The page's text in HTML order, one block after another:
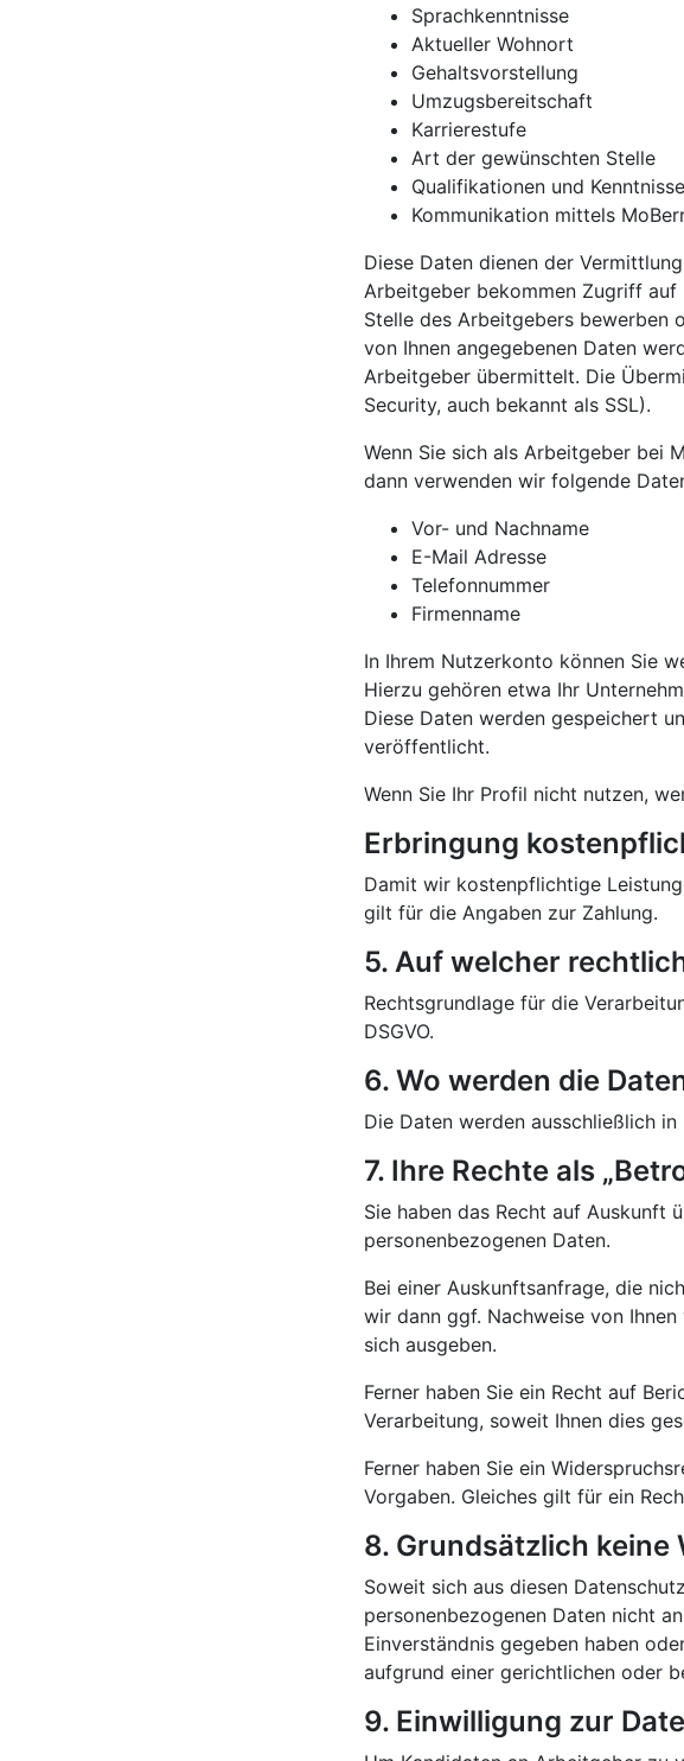
Sprachkenntnisse
Aktueller Wohnort
Gehaltsvorstellung
Umzugsbereitschaft
Karrierestufe
Art der gewünschten Stelle
Qualifikationen und Kenntnisse
Kommunikation mittels
Diese Daten dienen der
Arbeitgeber bekommen Zugriff
Stelle des Arbeitgebers bewerben
von Ihnen angegebenen Daten
Arbeitgeber übermittelt. Die
Security, auch bekannt als SSL).
Wenn Sie sich als Arbeitgeber bei
dann verwenden wir folgende
Vor- und Nachname
E-Mail Adresse
Telefonnummer
Firmenname
In Ihrem Nutzerkonto können Sie
Hierzu gehören etwa Ihr
Diese Daten werden gespeichert
veröffentlicht.
Wenn Sie Ihr Profil nicht nutzen,
Erbringung
Damit wir kostenpflichtige
gilt für die Angaben zur Zahlung.
5. Auf welcher
Rechtsgrundlage für die
DSGVO.
6. Wo werden die
Die Daten werden ausschließlich
7. Ihre Rechte als
Sie haben das Recht auf Auskunft
personenbezogenen Daten.
Bei einer Auskunftsanfrage, die
wir dann ggf. Nachweise von
sich ausgeben.
Ferner haben Sie ein Recht auf
Verarbeitung, soweit Ihnen dies
Ferner haben Sie ein
Vorgaben. Gleiches gilt für ein
8. Grundsätzlich keine
Soweit sich aus diesen
personenbezogenen Daten nicht
Einverständnis gegeben haben
aufgrund einer gerichtlichen oder
9. Einwilligung zur